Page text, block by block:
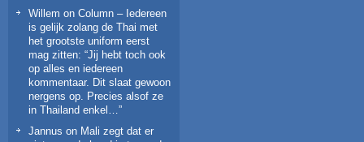
Willem on Column – Iedereen
is gelijk zolang de Thai met
het grootste uniform eerst
mag zitten: “Jij hebt toch ook
op alles en iedereen
kommentaar. Dit slaat gewoon
nergens op. Precies alsof ze
in Thailand enkel…”
Jannus on Mali zegt dat er